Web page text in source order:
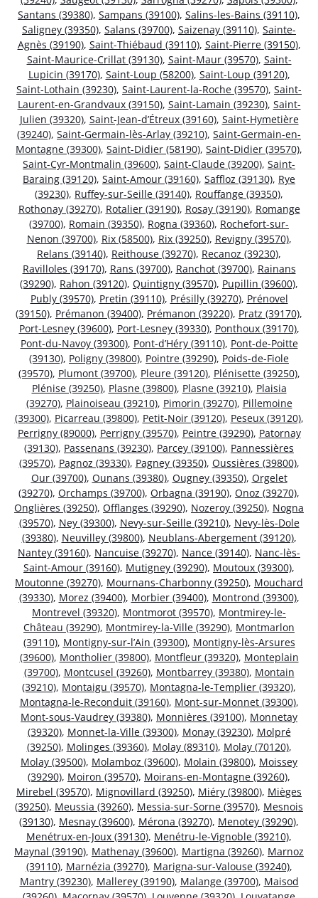
Santans (39380), Sampans (39100), Salins-les-Bains (39110),
Saligney (39350), Salans (39700), Saizenay (39110), Sainte-
Agnès (39190), Saint-Thiébaud (39110), Saint-Pierre (39150),
Saint-Maurice-Crillat (39130), Saint-Maur (39570), Saint-
Lupicin (39170), Saint-Loup (58200), Saint-Loup (39120),
Saint-Lothain (39230), Saint-Laurent-la-Roche (39570), Saint-
Laurent-en-Grandvaux (39150), Saint-Lamain (39230), Saint-
Julien (39320), Saint-Jean-d’Étreux (39160), Saint-Hymetière
(39240), Saint-Germain-lès-Arlay (39210), Saint-Germain-en-
Montagne (39300), Saint-Didier (58190), Saint-Didier (39570),
Saint-Cyr-Montmalin (39600), Saint-Claude (39200), Saint-
Baraing (39120), Saint-Amour (39160), Saffloz (39130), Rye
(39230), Ruffey-sur-Seille (39140), Rouffange (39350),
Rothonay (39270), Rotalier (39190), Rosay (39190), Romange
(39700), Romain (39350), Rogna (39360), Rochefort-sur-
Nenon (39700), Rix (58500), Rix (39250), Revigny (39570),
Relans (39140), Reithouse (39270), Recanoz (39230),
Ravilloles (39170), Rans (39700), Ranchot (39700), Rainans
(39290), Rahon (39120), Quintigny (39570), Pupillin (39600),
Publy (39570), Pretin (39110), Présilly (39270), Prénovel
(39150), Prémanon (39400), Prémanon (39220), Pratz (39170),
Port-Lesney (39600), Port-Lesney (39330), Ponthoux (39170),
Pont-du-Navoy (39300), Pont-d’Héry (39110), Pont-de-Poitte
(39130), Poligny (39800), Pointre (39290), Poids-de-Fiole
(39570), Plumont (39700), Pleure (39120), Plénisette (39250),
Plénise (39250), Plasne (39800), Plasne (39210), Plaisia
(39270), Plainoiseau (39210), Pimorin (39270), Pillemoine
(39300), Picarreau (39800), Petit-Noir (39120), Peseux (39120),
Perrigny (89000), Perrigny (39570), Peintre (39290), Patornay
(39130), Passenans (39230), Parcey (39100), Pannessières
(39570), Pagnoz (39330), Pagney (39350), Oussières (39800),
Our (39700), Ounans (39380), Ougney (39350), Orgelet
(39270), Orchamps (39700), Orbagna (39190), Onoz (39270),
Onglières (39250), Offlanges (39290), Nozeroy (39250), Nogna
(39570), Ney (39300), Nevy-sur-Seille (39210), Nevy-lès-Dole
(39380), Neuvilley (39800), Neublans-Abergement (39120),
Nantey (39160), Nancuise (39270), Nance (39140), Nanc-lès-
Saint-Amour (39160), Mutigney (39290), Moutoux (39300),
Moutonne (39270), Mournans-Charbonny (39250), Mouchard
(39330), Morez (39400), Morbier (39400), Montrond (39300),
Montrevel (39320), Montmorot (39570), Montmirey-le-
Château (39290), Montmirey-la-Ville (39290), Montmarlon
(39110), Montigny-sur-l’Ain (39300), Montigny-lès-Arsures
(39600), Montholier (39800), Montfleur (39320), Monteplain
(39700), Montcusel (39260), Montbarrey (39380), Montain
(39210), Montaigu (39570), Montagna-le-Templier (39320),
Montagna-le-Reconduit (39160), Mont-sur-Monnet (39300),
Mont-sous-Vaudrey (39380), Monnières (39100), Monnetay
(39320), Monnet-la-Ville (39300), Monay (39230), Molpré
(39250), Molinges (39360), Molay (89310), Molay (70120),
Molay (39500), Molamboz (39600), Molain (39800), Moissey
(39290), Moiron (39570), Moirans-en-Montagne (39260),
Mirebel (39570), Mignovillard (39250), Miéry (39800), Mièges
(39250), Meussia (39260), Messia-sur-Sorne (39570), Mesnois
(39130), Mesnay (39600), Mérona (39270), Menotey (39290),
Menétrux-en-Joux (39130), Menétru-le-Vignoble (39210),
Maynal (39190), Mathenay (39600), Martigna (39260), Marnoz
(39110), Marnézia (39270), Marigna-sur-Valouse (39240),
Mantry (39230), Mallerey (39190), Malange (39700), Maisod